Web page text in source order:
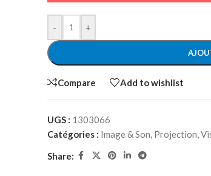
- +
Compare Add to wishlist
UGS : 1303066
Catégories : Image & Son, Projection,
Share: